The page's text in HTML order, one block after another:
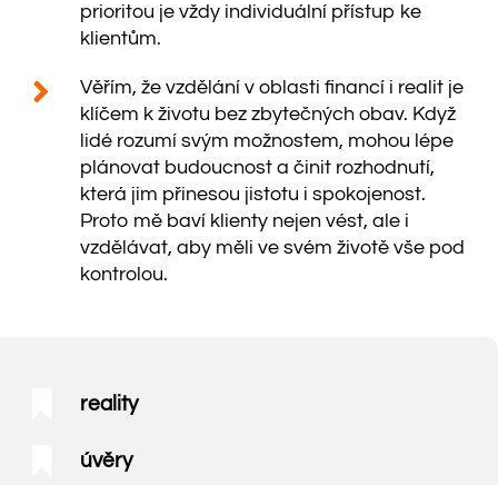
prioritou je vždy individuální přístup ke
klientům.
Věřím, že vzdělání v oblasti financí i realit je
klíčem k životu bez zbytečných obav. Když
lidé rozumí svým možnostem, mohou lépe
plánovat budoucnost a činit rozhodnutí,
která jim přinesou jistotu i spokojenost.
Proto mě baví klienty nejen vést, ale i
vzdělávat, aby měli ve svém životě vše pod
kontrolou.
reality
úvěry